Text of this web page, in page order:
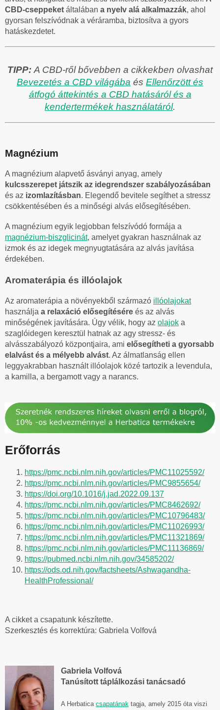
CBD-cseppeket általában a nyelv alá alkalmazzák, ahol
gyorsan felszívódnak a véráramba, biztosítva a gyors
hatáskezdetet.
TIPP:A CBD-ről bővebben a cikkekben olvashat
Bevezetés a CBD világába és Ellenőrzött és
átfogó áttekintés a CBD hatásáról és a
kendertermékek használatáról.
Magnézium
A magnézium alapvető ásványi anyag, amely
kulcsszerepet játszik az idegrendszer szabályozásában
és az izomlazításban. Elegendő bevitele segíthet a stressz
csökkentésében és a minőségi alvás elősegítésében.
A magnézium egyik legjobban felszívódó formája a
magnézium-biszglicinát, amelyet gyakran használnak az
izmok és az idegek megnyugtatására az alvás javítása
érdekében.
Aromaterápia és illóolajok
Az aromaterápia a növényekből származó illóolajokat
használja a relaxáció elősegítésére és az alvás
minőségének javítására. Úgy vélik, hogy az olajok a
szaglóidegen keresztül hatnak az agy stressz- és
alvásszabályozó központjaira, ami elősegítheti a gyorsabb
elalvást és a mélyebb alvást. Az álmatlanság ellen
leggyakrabban használt illóolajok közé tartozik a levendula,
a kamilla, a bergamott vagy a narancs.
Erőforrás
https://pmc.ncbi.nlm.nih.gov/articles/PMC11025592/
https://pmc.ncbi.nlm.nih.gov/articles/PMC9855654/
https://doi.org/10.1016/j.jad.2022.09.137
https://pmc.ncbi.nlm.nih.gov/articles/PMC8462692/
https://pmc.ncbi.nlm.nih.gov/articles/PMC10796483/
https://pmc.ncbi.nlm.nih.gov/articles/PMC11026993/
https://pmc.ncbi.nlm.nih.gov/articles/PMC11321869/
https://pmc.ncbi.nlm.nih.gov/articles/PMC11136869/
https://pubmed.ncbi.nlm.nih.gov/34585202/
https://ods.od.nih.gov/factsheets/Ashwagandha-
HealthProfessional/
A cikket a csapatunk készítette.
Szerkesztés és korrektúra: Gabriela Volfová
Gabriela Volfová
Tanúsított táplálkozási tanácsadó
A Herbatica csapatának tagja, amely 2015 óta viszi